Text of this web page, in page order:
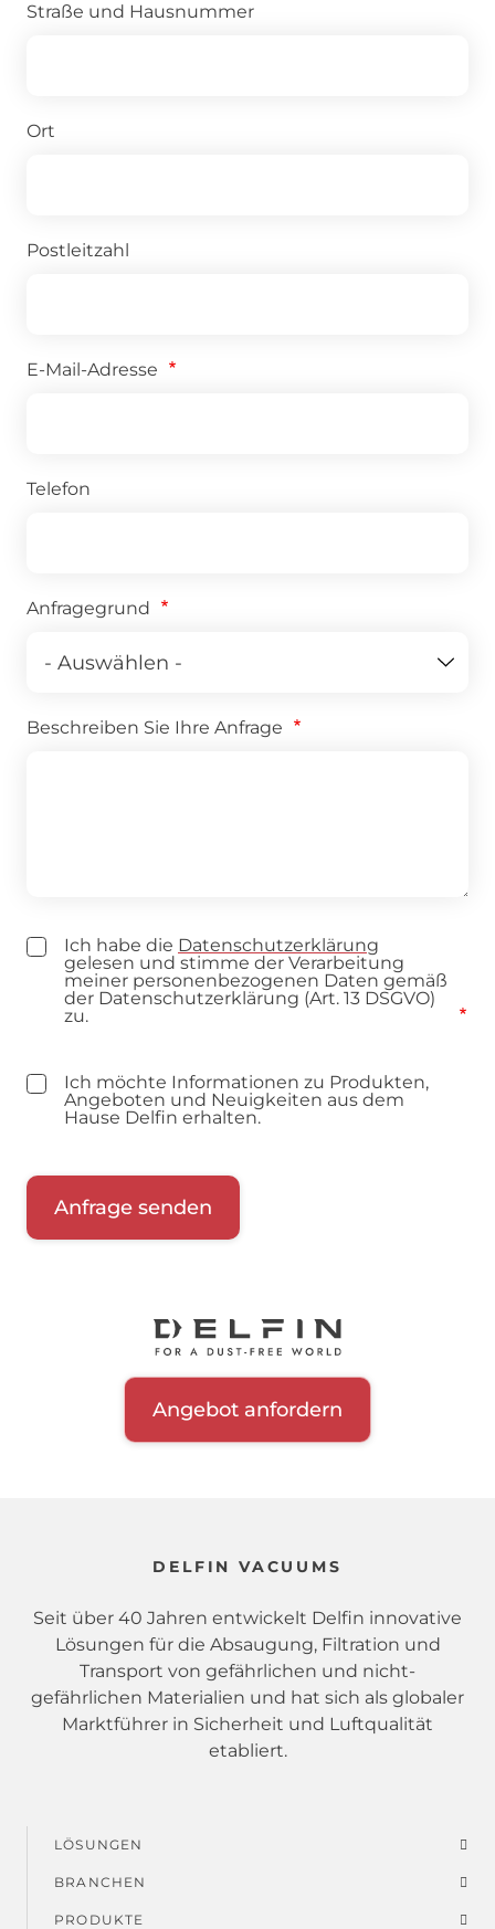
Straße und Hausnummer
Ort
Postleitzahl
E-Mail-Adresse
Telefon
Anfragegrund
Beschreiben Sie Ihre Anfrage
Ich habe die Datenschutzerklärung
gelesen und stimme der Verarbeitung
meiner personenbezogenen Daten gemäß
der Datenschutzerklärung (Art. 13 DSGVO)
zu.
Ich möchte Informationen zu Produkten,
Angeboten und Neuigkeiten aus dem
Hause Delfin erhalten.
Angebot anfordern
DELFIN VACUUMS
Seit über 40 Jahren entwickelt Delfin innovative
Lösungen für die Absaugung, Filtration und
Transport von gefährlichen und nicht-
gefährlichen Materialien und hat sich als globaler
Marktführer in Sicherheit und Luftqualität
etabliert.
Fußmenü
LÖSUNGEN
BRANCHEN
PRODUKTE